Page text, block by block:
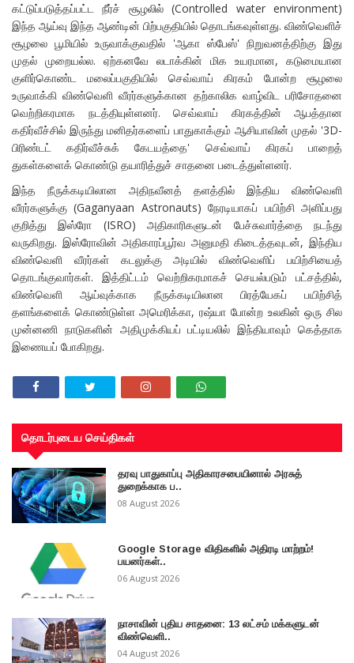
கட்டுப்படுத்தப்பட்ட நீர்ச் சூழலில் (Controlled water environment)
இந்த ஆய்வு இந்த ஆண்டின் பிற்பகுதியில் தொடங்கவுள்ளது. விண்வெளிச்
சூழலை பூமியில் உருவாக்குவதில் 'ஆகா ஸ்பேஸ்' நிறுவனத்திற்கு இது
முதல் முறையல்ல. ஏற்கனவே லடாக்கின் மிக உயரமான, கடுமையான
குளிர்கொண்ட மலைப்பகுதியில் செவ்வாய் கிரகம் போன்ற சூழலை
உருவாக்கி விண்வெளி வீரர்களுக்கான தற்காலிக வாழ்விட பரிசோதனை
வெற்றிகரமாக நடத்தியுள்ளனர். செவ்வாய் கிரகத்தின் ஆபத்தான
கதிர்வீச்சில் இருந்து மனிதர்களைப் பாதுகாக்கும் ஆசியாவின் முதல் '3D-
பிரிண்டட் கதிர்வீச்சுக் கேடயத்தை' செவ்வாய் கிரகப் பாறைத்
துகள்களைக் கொண்டு தயாரித்துச் சாதனை படைத்துள்ளனர்.
இந்த நீருக்கடியிலான அதிநவீனத் தளத்தில் இந்திய விண்வெளி
வீரர்களுக்கு (Gaganyaan Astronauts) நேரடியாகப் பயிற்சி அளிப்பது
குறித்து இஸ்ரோ (ISRO) அதிகாரிகளுடன் பேச்சுவார்த்தை நடந்து
வருகிறது. இஸ்ரோவின் அதிகாரப்பூர்வ அனுமதி கிடைத்தவுடன், இந்திய
விண்வெளி வீரர்கள் கடலுக்கு அடியில் விண்வெளிப் பயிற்சியைத்
தொடங்குவார்கள். இத்திட்டம் வெற்றிகரமாகச் செயல்படும் பட்சத்தில்,
விண்வெளி ஆய்வுக்காக நீருக்கடியிலான பிரத்யேகப் பயிற்சித்
தளங்களைக் கொண்டுள்ள அமெரிக்கா, ரஷ்யா போன்ற உலகின் ஒரு சில
முன்னணி நாடுகளின் அதிமுக்கியப் பட்டியலில் இந்தியாவும் கெத்தாக
இணையப் போகிறது.
தொடர்புடைய செய்திகள்
தரவு பாதுகாப்பு அதிகாரசபையினால் அரசுத்
துறைக்காக ப..
08 August 2026
Google Storage விதிகளில் அதிரடி மாற்றம்!
பயனர்கள்..
06 August 2026
நாசாவின் புதிய சாதனை: 13 லட்சம் மக்களுடன்
விண்வெளி..
04 August 2026